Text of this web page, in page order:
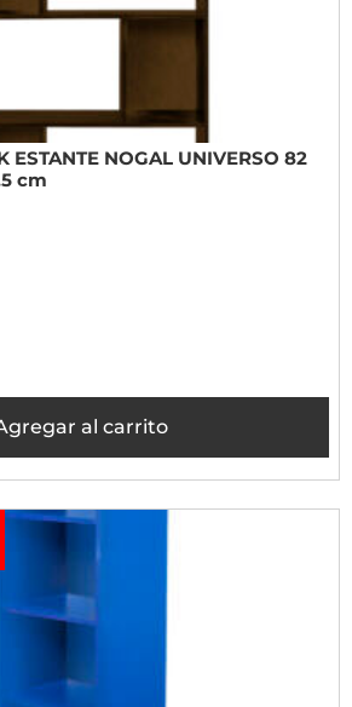
ESTANTE NOGAL UNIVERSO 82
cm
al carrito